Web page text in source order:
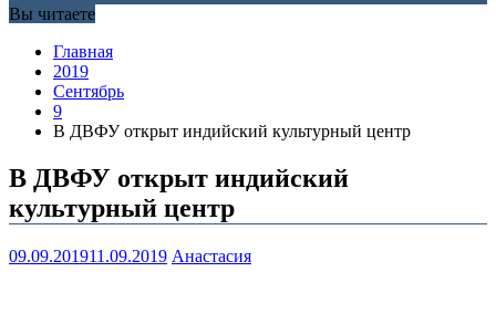
Вы читаете
Главная
2019
Сентябрь
9
В ДВФУ открыт индийский культурный центр
В ДВФУ открыт индийский
культурный центр
09.09.201911.09.2019 Анастасия